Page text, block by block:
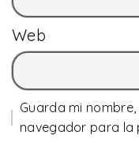
Web
Guarda mi
navegador para la